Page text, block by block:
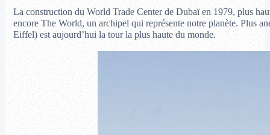
La construction du World Trade Center de Dubaï en 1979, plus
encore The World, un archipel qui représente notre planète. Plus
Eiffel) est aujourd’hui la tour la plus haute du monde.